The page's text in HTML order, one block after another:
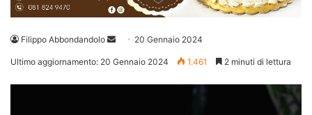
Filippo Abbondandolo
Invia 20 Gennaio 2024
Ultimo aggiornamento: 20 Gennaio 2024 1.461 2 minuti di lettura